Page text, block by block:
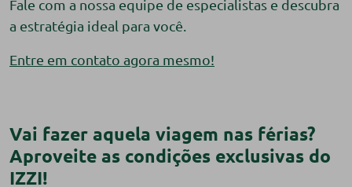
Fale com a nossa equipe de especialistas e descubra
a estratégia ideal para você.
Entre em contato agora mesmo!
Vai fazer aquela viagem nas férias?
Aproveite as condições exclusivas do
IZZI!